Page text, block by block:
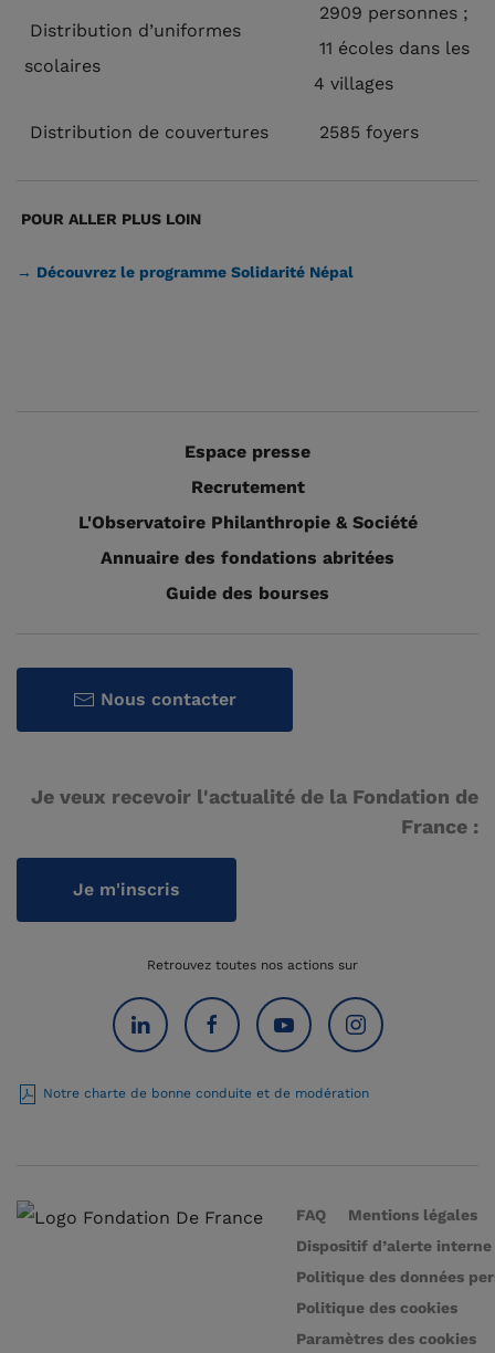
Distribution d’uniformes
scolaires
2909 personnes ;
11 écoles dans les
4 villages
Distribution de couvertures 2585 foyers
POUR ALLER PLUS LOIN
→ Découvrez le programme Solidarité Népal
Espace presse
Recrutement
L'Observatoire Philanthropie & Société
Annuaire des fondations abritées
Guide des bourses
Nous contacter
Je veux recevoir l'actualité de la Fondation de
France :
Je m'inscris
Retrouvez toutes nos actions sur
Notre charte de bonne conduite et de modération
FAQ
Mentions légales
Dispositif d’alerte interne
Politique des données
Politique des cookies
Paramètres des cookies